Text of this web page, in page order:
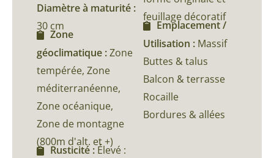
Diamètre à maturité :
30 cm
Zone
géoclimatique :Zone
tempérée, Zone
méditerranéenne,
Zone océanique,
Zone de montagne
(800m d'alt. et +)
Rusticité : Élevé :
feuillage décoratif
Emplacement /
Utilisation : Massif
Buttes & talus
Balcon & terrasse
Rocaille
Bordures & allées